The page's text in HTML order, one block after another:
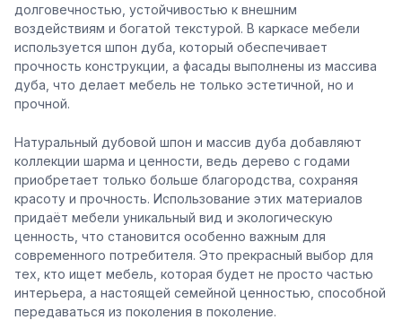
долговечностью, устойчивостью к внешним
воздействиям и богатой текстурой. В каркасе мебели
используется шпон дуба, который обеспечивает
прочность конструкции, а фасады выполнены из массива
дуба, что делает мебель не только эстетичной, но и
прочной.
Натуральный дубовой шпон и массив дуба добавляют
коллекции шарма и ценности, ведь дерево с годами
приобретает только больше благородства, сохраняя
красоту и прочность. Использование этих материалов
придаёт мебели уникальный вид и экологическую
ценность, что становится особенно важным для
современного потребителя. Это прекрасный выбор для
тех, кто ищет мебель, которая будет не просто частью
интерьера, а настоящей семейной ценностью, способной
передаваться из поколения в поколение.